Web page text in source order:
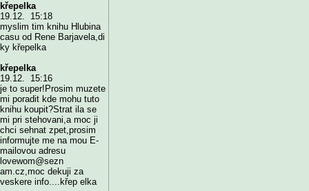
křepelka
19.12. 15:18
myslim tim knihu Hlubina
casu od Rene Barjavela,di
ky křepelka
křepelka
19.12. 15:16
je to super!Prosim muzete
mi poradit kde mohu tuto
knihu koupit?Strat ila se
mi pri stehovani,a moc ji
chci sehnat zpet,prosim
informujte me na mou E-
mailovou adresu
lovewom@sezn
am.cz,moc dekuji za
veskere info....křep elka